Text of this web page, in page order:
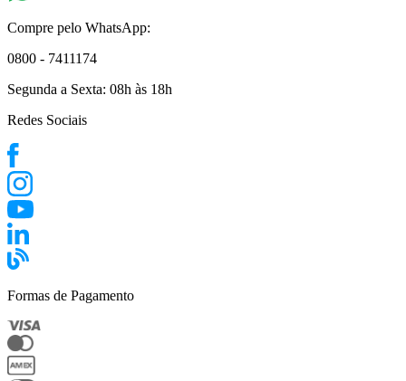
Compre pelo WhatsApp:
0800 - 7411174
Segunda a Sexta: 08h às 18h
Redes Sociais
Formas de Pagamento